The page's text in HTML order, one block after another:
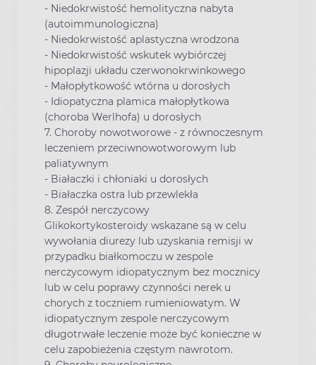
- Niedokrwistość hemolityczna nabyta
(autoimmunologiczna)
- Niedokrwistość aplastyczna wrodzona
- Niedokrwistość wskutek wybiórczej
hipoplazji układu czerwonokrwinkowego
- Małopłytkowość wtórna u dorosłych
- Idiopatyczna plamica małopłytkowa
(choroba Werlhofa) u dorosłych
7. Choroby nowotworowe - z równoczesnym
leczeniem przeciwnowotworowym lub
paliatywnym
- Białaczki i chłoniaki u dorosłych
- Białaczka ostra lub przewlekła
8. Zespół nerczycowy
Glikokortykosteroidy wskazane są w celu
wywołania diurezy lub uzyskania remisji w
przypadku białkomoczu w zespole
nerczycowym idiopatycznym bez mocznicy
lub w celu poprawy czynności nerek u
chorych z toczniem rumieniowatym. W
idiopatycznym zespole nerczycowym
długotrwałe leczenie może być konieczne w
celu zapobieżenia częstym nawrotom.